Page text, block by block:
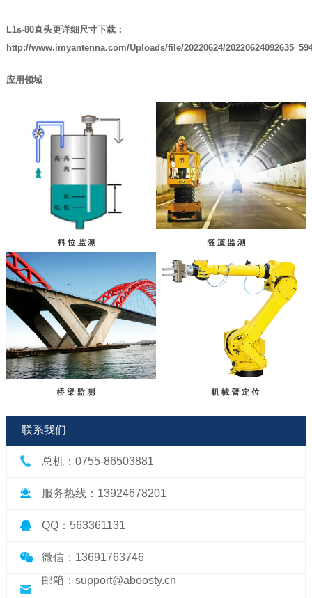
L1s-80直头更详细尺寸下载：
http://www.imyantenna.com/Uploads/file/20220624/
应用领域
联系我们
总机：0755-86503881
服务热线：13924678201
QQ：563361131
微信：13691763746
邮箱：support@aboosty.cn